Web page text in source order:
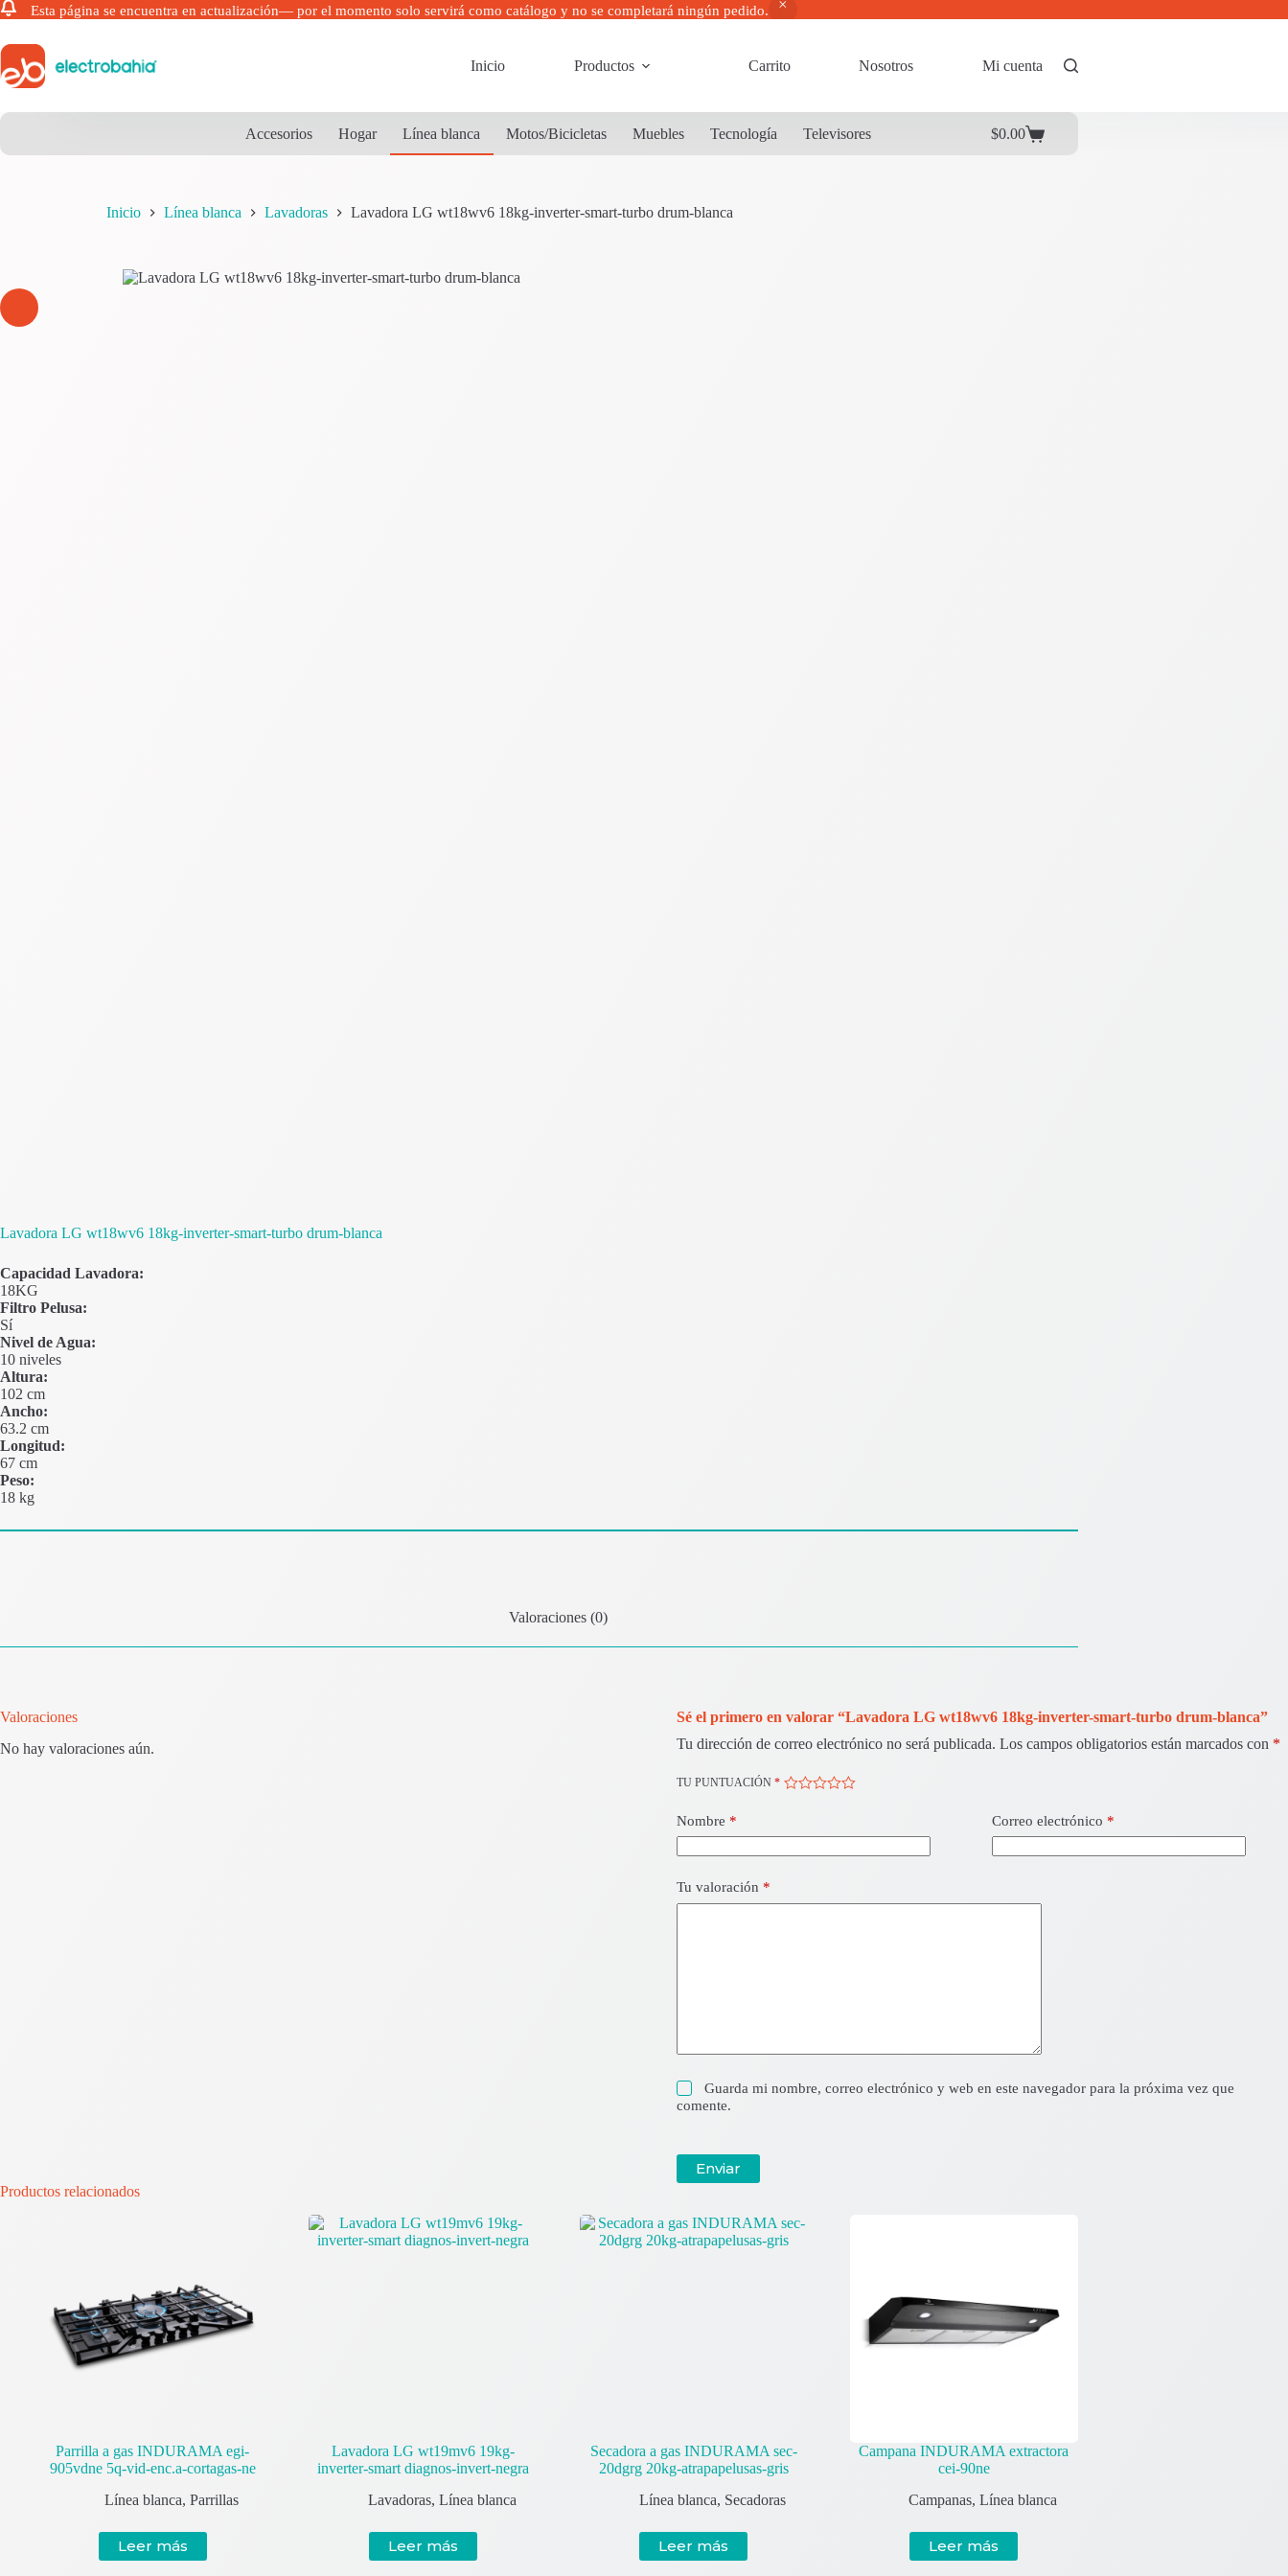
Esta página se encuentra en actualización— por el momento solo servirá como catálogo y no se completará ningún pedido.
al
contenido
Inicio Productos Carrito Nosotros Mi cuenta
Accesorios Hogar Línea blanca Motos/Bicicletas Muebles Tecnología Televisores
Carrito
$0.00
Inicio Línea blanca Lavadoras Lavadora LG wt18wv6 18kg-inverter-smart-turbo drum-blanca
Lavadora LG wt18wv6 18kg-inverter-smart-turbo drum-blanca
Capacidad Lavadora:
18KG
Filtro Pelusa:
Sí
Nivel de Agua:
10 niveles
Altura:
102 cm
Ancho:
63.2 cm
Longitud:
67 cm
Peso:
18 kg
Valoraciones (0)
Valoraciones
No hay valoraciones aún.
Sé el primero en valorar “Lavadora LG wt18wv6 18kg-inverter-smart-turbo drum-blanca”
Tu dirección de correo electrónico no será publicada. Los campos obligatorios están marcados con *
TU PUNTUACIÓN *
Nombre * Correo electrónico *
Tu valoración *
Guarda mi nombre, correo electrónico y web en este navegador para la próxima vez que
comente.
Enviar
Productos relacionados
Parrilla a gas INDURAMA egi-
905vdne 5q-vid-enc.a-cortagas-ne
Línea blanca,Parrillas
Leer más
Lavadora LG wt19mv6 19kg-
inverter-smart diagnos-invert-negra
Lavadoras, Línea blanca
Leer más
Secadora a gas INDURAMA sec-
20dgrg 20kg-atrapapelusas-gris
Línea blanca, Secadoras
Leer más
Campana INDURAMA extractora
cei-90ne
Campanas,Línea blanca
Leer más